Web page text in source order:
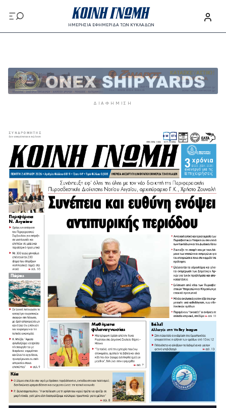
Παράκαμψη προς το κυρίως περιεχόμενο
ΗΜΕΡΗΣΙΑ ΕΦΗΜΕΡΙΔΑ ΤΩΝ ΚΥΚΛΑΔΩΝ
ΔΙΑΦΉΜΙΣΗ